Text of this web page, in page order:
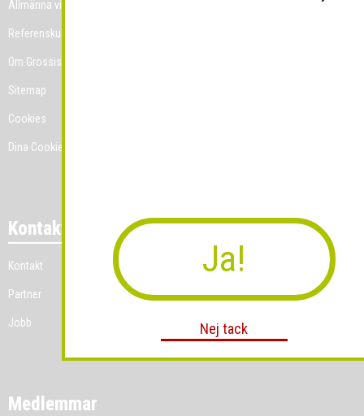
Allmänna villkor
Referenskunder
Om Grossist.se
Sitemap
Cookies
Dina Cookie-prefenser
Kontakt
Kontakt
Partner
Jobb
Medlemmar
Ja!
Nej tack